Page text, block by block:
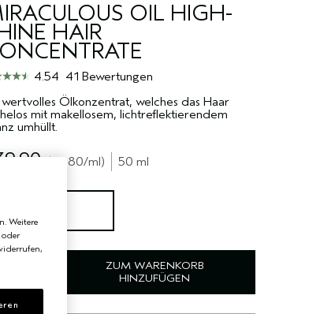
OIL HIGH-
HAIR
4.54 41 Bewertungen
wertvolles Ölkonzentrat, welches das Haar
mit makellosem, lichtreflektierendem
umhüllt.
€0.80/ml 50 ml
€39.90
ZUM WARENKORB
HINZUFÜGEN
Weitere
oder